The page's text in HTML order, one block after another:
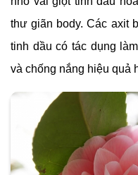
thư giãn body. Các axit
tinh dầu có tác dụng
và chống nắng hiệu quả